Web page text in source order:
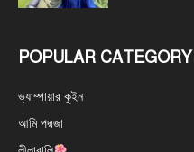
POPULAR CATEGORY
ভ্যাম্পায়ার কুইন
আমি পদ্মজা